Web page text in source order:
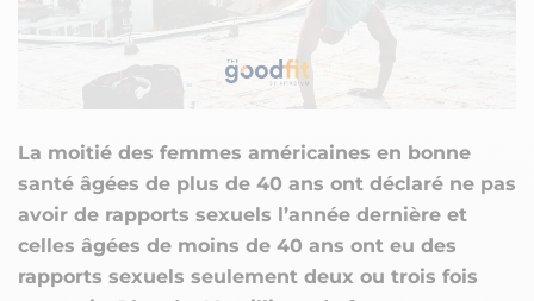
La moitié des femmes américaines en bonne
santé âgées de plus de 40 ans ont déclaré ne pas
avoir de rapports sexuels l’année dernière et
celles âgées de moins de 40 ans ont eu des
rapports sexuels seulement deux ou trois fois